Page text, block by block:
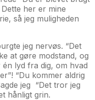
her er mine
så jeg muligheden
jeg nervøs. “Det
at gøre modstand, og
én lyd fra dig, om hvad
“Du kommer aldrig
jeg “Det tror jeg
hånligt grin.